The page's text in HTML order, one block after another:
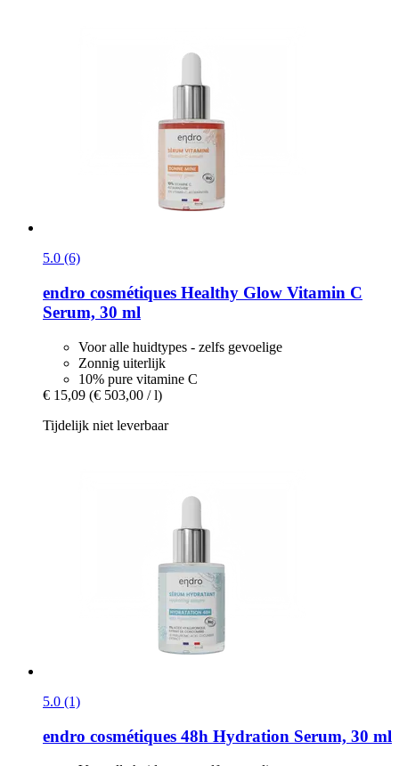
5.0 (6)
endro cosmétiques Healthy Glow Vitamin C
Serum, 30 ml
Voor alle huidtypes - zelfs gevoelige
Zonnig uiterlijk
10% pure vitamine C
€ 15,09 (€ 503,00 / l)
Tijdelijk niet leverbaar
5.0 (1)
endro cosmétiques 48h Hydration Serum, 30 ml